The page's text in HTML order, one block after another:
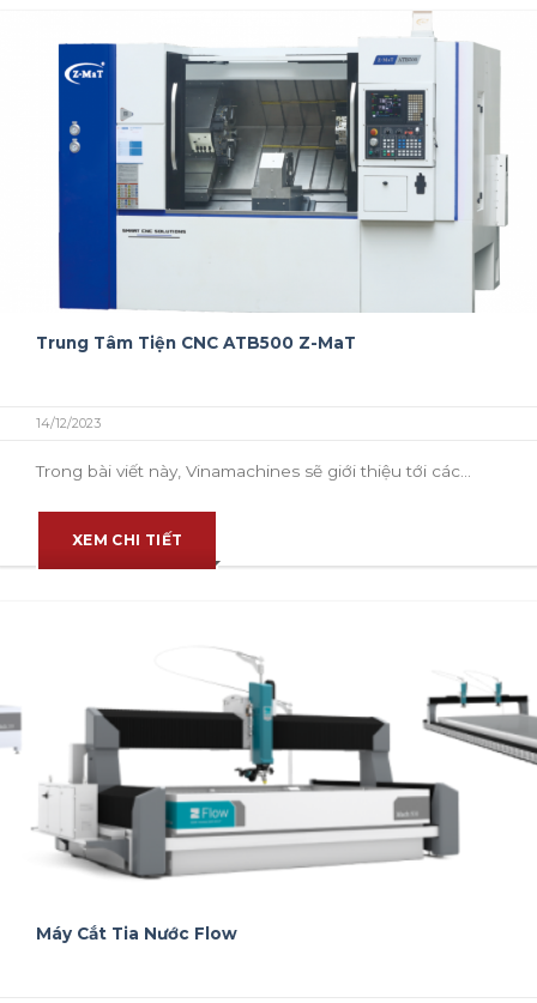
Trung Tâm Tiện CNC ATB500 Z-MaT
14/12/2023
Trong bài viết này, Vinamachines sẽ giới thiệu tới các...
XEM CHI TIẾT
Máy Cắt Tia Nước Flow